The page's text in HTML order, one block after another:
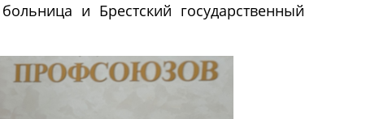
и Брестский государственный